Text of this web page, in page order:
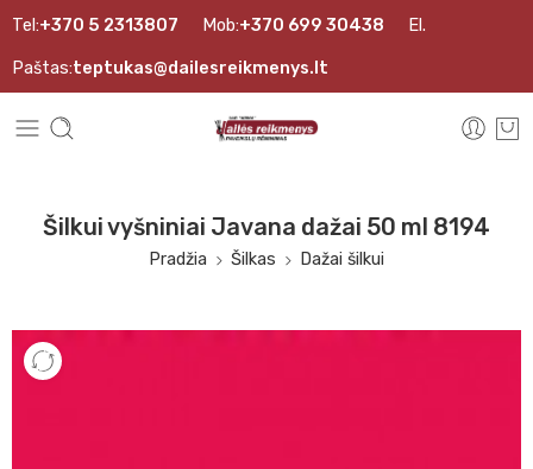
Tel:+370 5 2313807 Mob:+370 699 30438 El.
Paštas:teptukas@dailesreikmenys.lt
Šilkui vyšniniai Javana dažai 50 ml 8194
Pradžia Šilkas Dažai šilkui